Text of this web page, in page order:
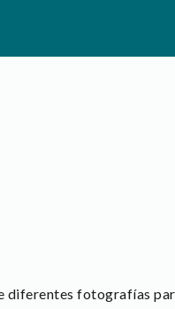
diferentes fotografías